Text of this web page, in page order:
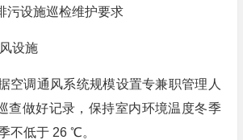
污设施巡检维护要求
设施
空调通风系统规模设置专兼职管理人
查做好记录，保持室内环境温度冬季
不低于 26 ℃。